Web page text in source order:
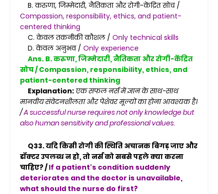
B. करुणा, जिम्मेदारी, नैतिकता और रोगी-केंद्रित सोच /
Compassion, responsibility, ethics, and patient-
centered thinking
C. केवल तकनीकी कौशल / Only technical skills
D. केवल अनुभव / Only experience
Ans. B. करुणा, जिम्मेदारी, नैतिकता और रोगी-केंद्रित
सोच / Compassion, responsibility, ethics, and
patient-centered thinking
Explanation: एक सफल नर्स में ज्ञान के साथ-साथ
मानवीय संवेदनशीलता और पेशेवर मूल्यों का होना आवश्यक है।
/A successful nurse requires not only knowledge but
also human sensitivity and professional values.
Q33. यदि किसी रोगी की स्थिति अचानक बिगड़ जाए और
डॉक्टर उपलब्ध न हो, तो नर्स को सबसे पहले क्या करना
चाहिए? /If a patient's condition suddenly
deteriorates and the doctor is unavailable,
what should the nurse do first?